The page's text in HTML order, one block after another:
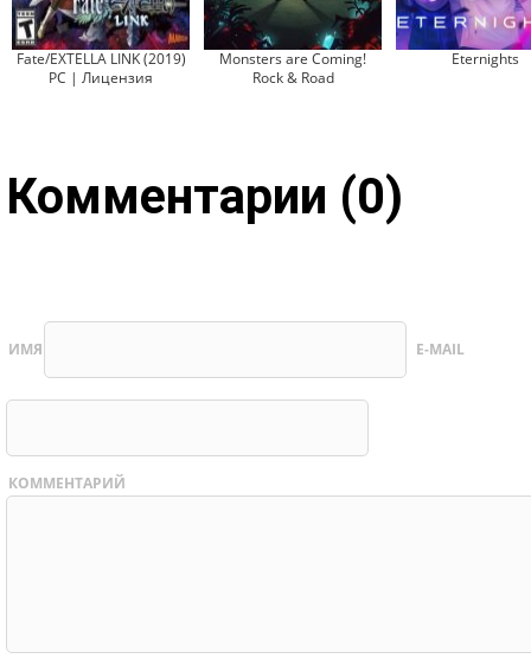
Fate/EXTELLA LINK (2019)
PC | Лицензия
Monsters are Coming!
Rock & Road
Eternights
Комментарии (0)
ИМЯ E-MAIL
КОММЕНТАРИЙ